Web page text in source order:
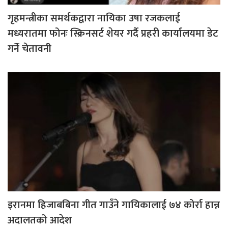
गृहमन्त्रीका समर्थकद्वारा नायिका उषा रजकलाई
मध्यरातमा फोनः स्क्रिनसर्ट शेयर गर्दै प्रहरी कार्यालयमा डेट
गर्ने चेतावनी
इरानमा हिजाबबिना गीत गाउँने गायिकालाई ७४ कोर्रा हान्न
अदालतको आदेश